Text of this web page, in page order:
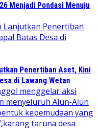
Menjadi Pondasi Menuju
Penertiban Aset, Kini
di Lawang Wetan